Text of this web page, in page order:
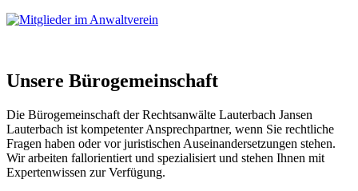
Unsere Bürogemeinschaft
Die Bürogemeinschaft der Rechtsanwälte Lauterbach Jansen
Lauterbach ist kompetenter Ansprechpartner, wenn Sie rechtliche
Fragen haben oder vor juristischen Auseinandersetzungen stehen.
Wir arbeiten fallorientiert und spezialisiert und stehen Ihnen mit
Expertenwissen zur Verfügung.